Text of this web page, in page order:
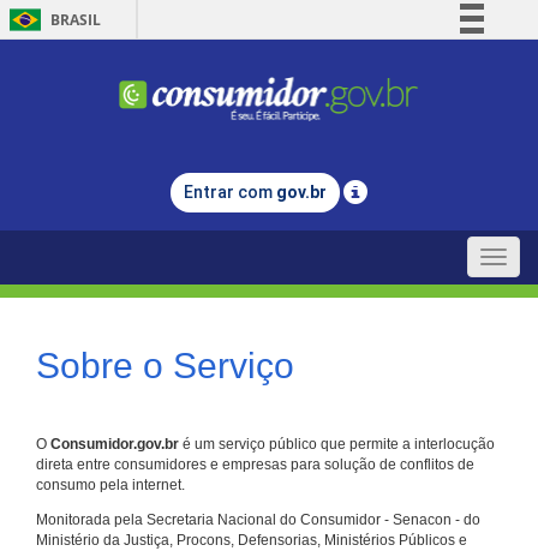
BRASIL
Comunica BR
Legislação
Entrar com gov.br
Toggle
Sobre o Serviço
O Consumidor.gov.br é um serviço público que permite a interlocução
direta entre consumidores e empresas para solução de conflitos de
consumo pela internet.
Monitorada pela Secretaria Nacional do Consumidor - Senacon - do
Ministério da Justiça, Procons, Defensorias, Ministérios Públicos e